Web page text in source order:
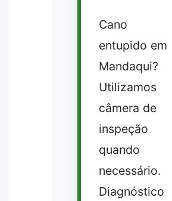
Cano
entupido em
Mandaqui?
Utilizamos
câmera de
inspeção
quando
necessário.
Diagnóstico